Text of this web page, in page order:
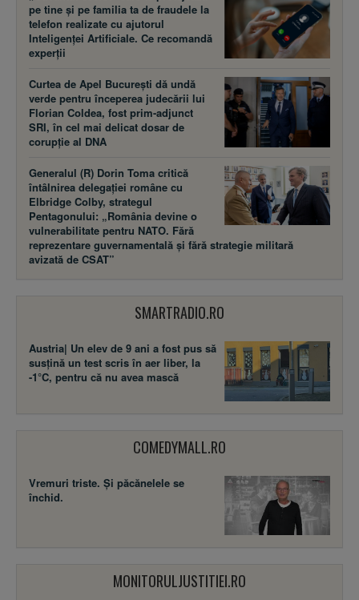
pe tine și pe familia ta de fraudele la
telefon realizate cu ajutorul
Inteligenței Artificiale. Ce recomandă
experții
Curtea de Apel București dă undă
verde pentru începerea judecării lui
Florian Coldea, fost prim-adjunct
SRI, în cel mai delicat dosar de
corupție al DNA
Generalul (R) Dorin Toma critică
întâlnirea delegației române cu
Elbridge Colby, strategul
Pentagonului: „România devine o
vulnerabilitate pentru NATO. Fără
reprezentare guvernamentală și fără strategie militară
avizată de CSAT”
SMARTRADIO.RO
Austria| Un elev de 9 ani a fost pus să
susţină un test scris în aer liber, la
-1°C, pentru că nu avea mască
COMEDYMALL.RO
Vremuri triste. Şi păcănelele se
închid.
MONITORULJUSTITIEI.RO